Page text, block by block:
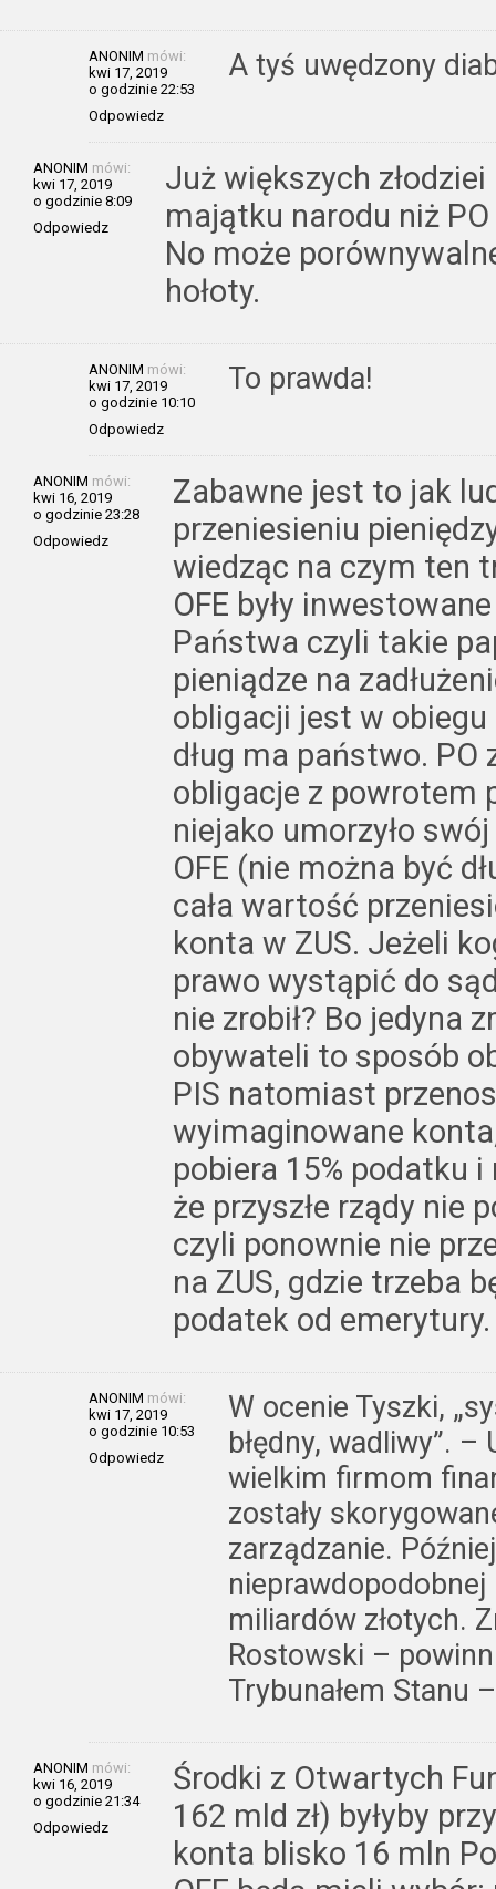
ANONIM mówi:
kwi 17, 2019
o godzinie 22:53
Odpowiedz
A tyś uwędzony
ANONIM mówi:
kwi 17, 2019
o godzinie 8:09
Odpowiedz
Już większych
majątku narodu niż PO
No może
hołoty.
ANONIM mówi:
kwi 17, 2019
o godzinie 10:10
Odpowiedz
To prawda!
ANONIM mówi:
kwi 16, 2019
o godzinie 23:28
Odpowiedz
Zabawne jest to jak
przeniesieniu
wiedząc na czym ten
OFE były
Państwa czyli takie
pieniądze na
obligacji jest w
dług ma państwo. PO
obligacje z powrotem
niejako umorzyło
OFE (nie można być
cała wartość
konta w ZUS. Jeżeli
prawo wystąpić do
nie zrobił? Bo jedyna
obywateli to sposób
PIS natomiast
wyimaginowane
pobiera 15% podatku
że przyszłe rządy nie
czyli ponownie nie
na ZUS, gdzie trzeba
podatek od emerytury.
ANONIM mówi:
kwi 17, 2019
o godzinie 10:53
Odpowiedz
W ocenie Tyszki,
błędny, wadliwy”.
wielkim firmom
zostały
zarządzanie.
miliardów złotych.
Rostowski –
Trybunałem Stanu
ANONIM mówi:
kwi 16, 2019
o godzinie 21:34
Odpowiedz
Środki z Otwartych
162 mld zł) byłyby
konta blisko 16 mln